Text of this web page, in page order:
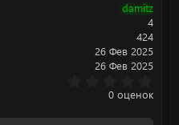
damitz
4
424
26 Фев 2025
26 Фев 2025
.
0
0 оценок